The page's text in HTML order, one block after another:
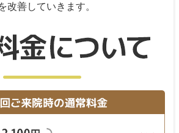
改善していきます。